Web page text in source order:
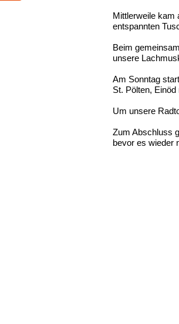
Mittlerweile kam
entspannten
Beim
unsere
Am Sonntag
St. Pölten,
Um unsere
Zum Abschluss
bevor es wieder